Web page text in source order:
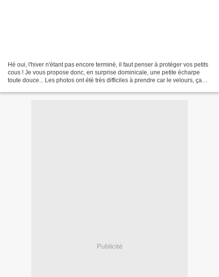
Hé oui, l'hiver n'étant pas encore terminé, il faut penser à protéger vos petits
cous ! Je vous propose donc, en surprise dominicale, une petite écharpe
toute douce... Les photos ont été très difficiles à prendre car le velours, ça
Publicité